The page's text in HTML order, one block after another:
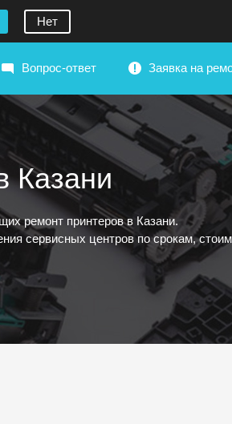
Нет
Вопрос-ответ Заявка на
Казани
ремонт принтеров в Казани.
сервисных центров по срокам,